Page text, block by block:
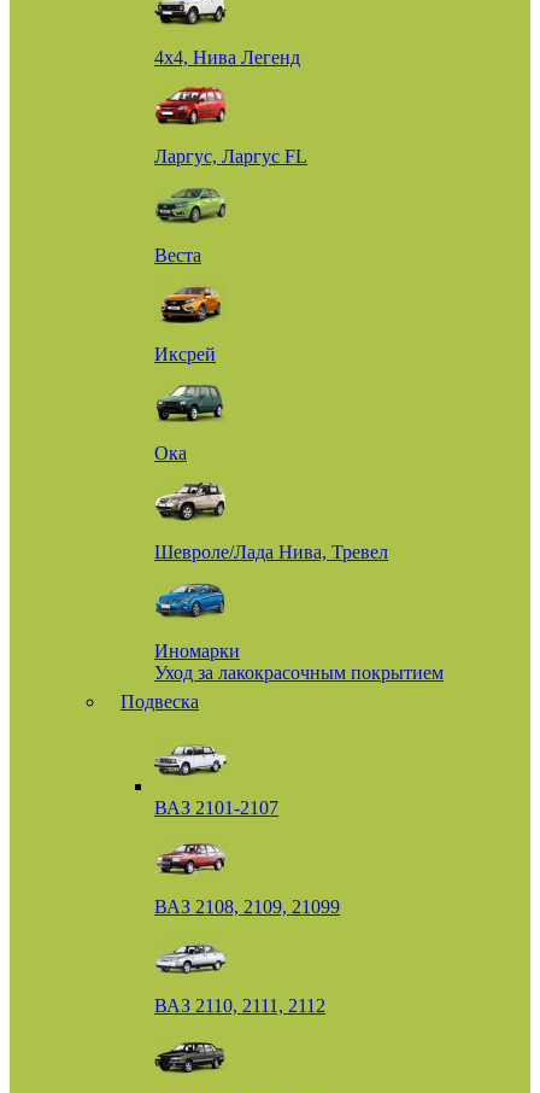
4х4, Нива Легенд
Ларгус, Ларгус FL
Веста
Иксрей
Ока
Шевроле/Лада Нива, Тревел
Иномарки
Уход за лакокрасочным покрытием
Подвеска
ВАЗ 2101-2107
ВАЗ 2108, 2109, 21099
ВАЗ 2110, 2111, 2112